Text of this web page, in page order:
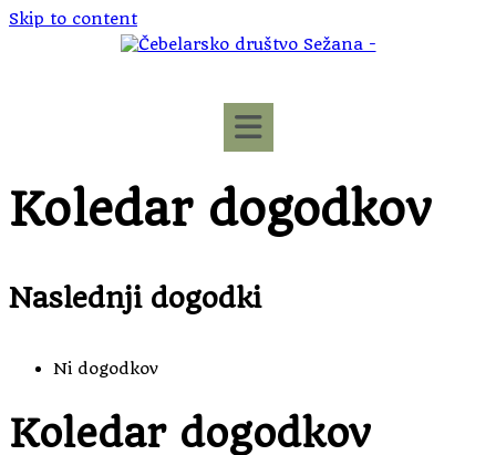
Skip to content
Koledar dogodkov
Naslednji dogodki
Ni dogodkov
Koledar dogodkov